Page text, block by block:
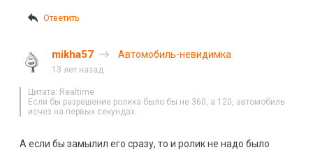
Ответить
mikha57 Автомобиль-невидимка
13 лет назад
Цитата: Realtime
Если бы разрешение ролика было бы не 360, а 120, автомобиль
исчез на первых секундах.
А если бы замылил его сразу, то и ролик не надо было